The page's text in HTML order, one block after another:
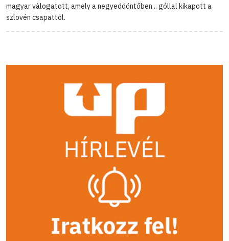
magyar válogatott, amely a negyeddöntőben .. góllal kikapott a
szlovén csapattól.